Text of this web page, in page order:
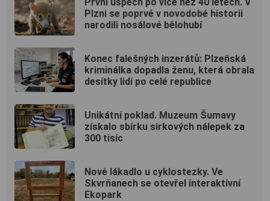
Plzni se poprvé v novodobé historii
narodili nosálové bělohubí
Konec falešných inzerátů: Plzeňská
kriminálka dopadla ženu, která obrala
desítky lidí po celé republice
Unikátní poklad. Muzeum Šumavy
získalo sbírku sirkových nálepek za
300 tisíc
Nové lákadlo u cyklostezky. Ve
Skvrňanech se otevřel interaktivní
Ekopark